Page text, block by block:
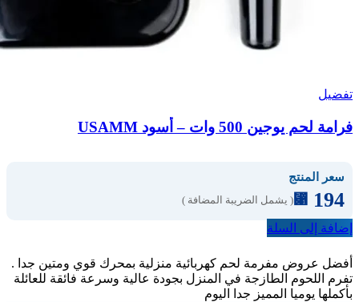
تفضيل
فرامة لحم يوجين 500 وات – أسود USAMM
سعر المنتج
⃁ 194 ( يشمل الضريبة المضافة )
إضافة إلى السلة
أفضل عروض مفرمة لحم كهربائية منزلية بمحرك قوي ومتين جدا .
تفرم اللحوم الطازجة في المنزل بجودة عالية وسرعة فائقة للعائلة
بأكملها يوميا المميز جدا اليوم